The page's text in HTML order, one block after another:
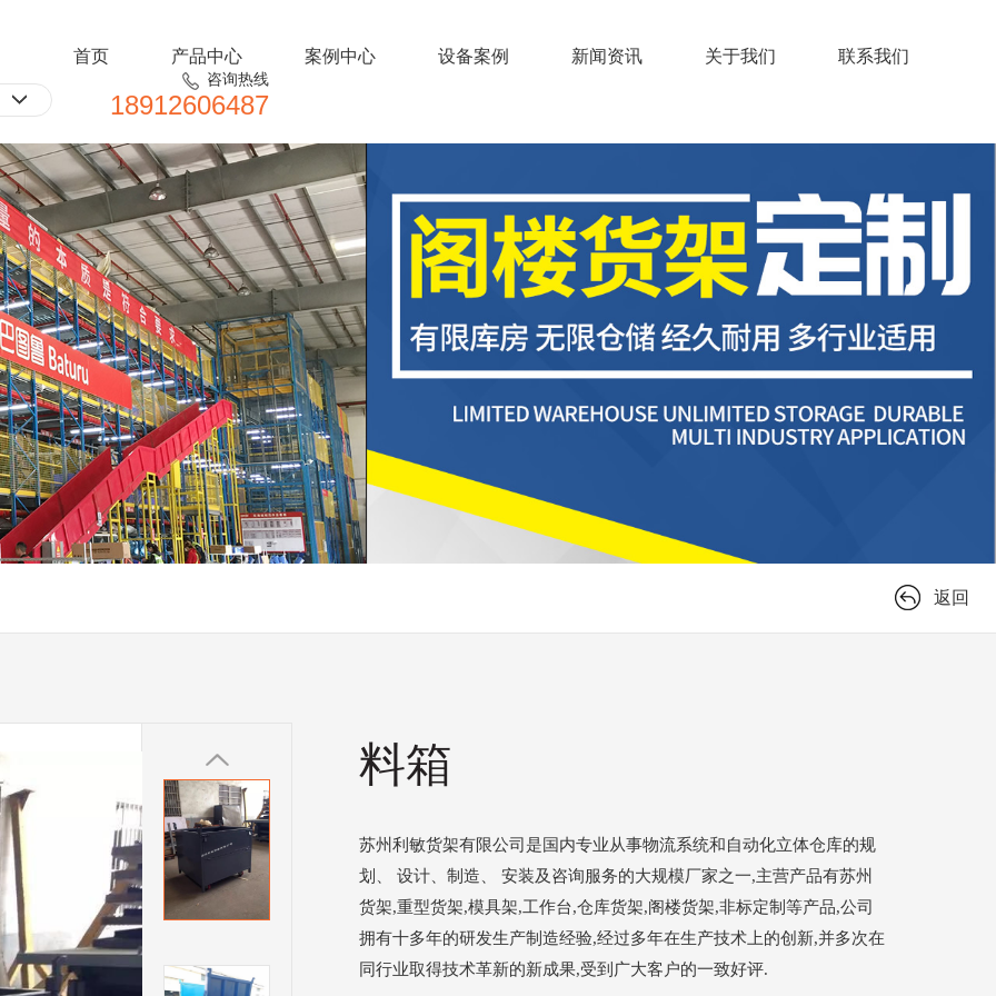
首页 产品中心 案例中心 设备案例 新闻资讯 关于我们 联系我们
咨询热线
18912606487
返回
料箱
苏州利敏货架有限公司是国内专业从事物流系统和自动化立体仓库的规
划、 设计、制造、 安装及咨询服务的大规模厂家之一,主营产品有苏州
货架,重型货架,模具架,工作台,仓库货架,阁楼货架,非标定制等产品,公司
拥有十多年的研发生产制造经验,经过多年在生产技术上的创新,并多次在
同行业取得技术革新的新成果,受到广大客户的一致好评.